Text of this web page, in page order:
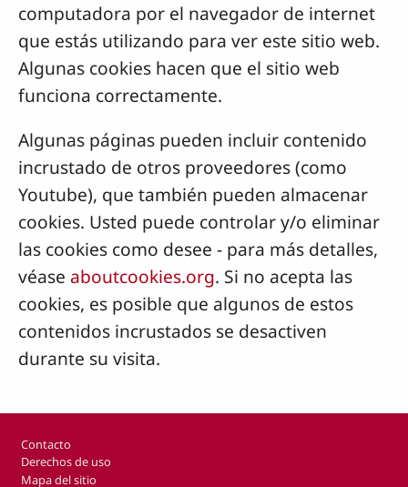
computadora por el navegador de internet
que estás utilizando para ver este sitio web.
Algunas cookies hacen que el sitio web
funciona correctamente.
Algunas páginas pueden incluir contenido
incrustado de otros proveedores (como
Youtube), que también pueden almacenar
cookies. Usted puede controlar y/o eliminar
las cookies como desee - para más detalles,
véase aboutcookies.org. Si no acepta las
cookies, es posible que algunos de estos
contenidos incrustados se desactiven
durante su visita.
Contacto
Derechos de uso
Mapa del sitio